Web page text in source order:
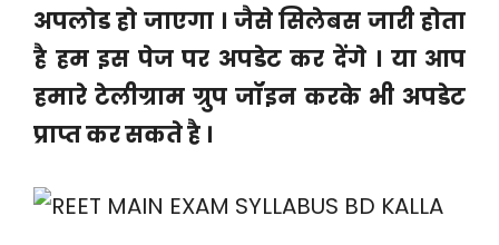
अपलोड हो जाएगा । जैसे सिलेबस जारी होता
है हम इस पेज पर अपडेट कर देंगे । या आप
हमारे टेलीग्राम ग्रुप जॉइन करके भी अपडेट
प्राप्त कर सकते है ।